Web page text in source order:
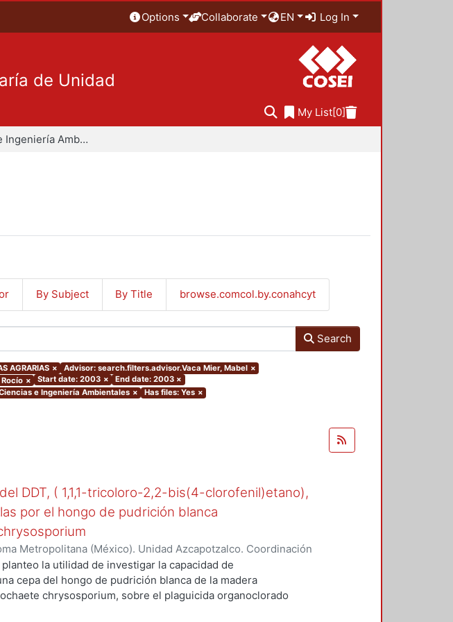
Options Collaborate EN Log In
de Unidad
My List[0]
Ciencias e Ingeniería Ambientales
By Subject By Title browse.comcol.by.conahcyt
Search
AGRARIAS × Advisor: search.filters.advisor.Vaca Mier, Mabel ×
× Start date: 2003 × End date: 2003 ×
e Ingeniería Ambientales × Has files: Yes ×
DDT, ( 1,1,1-tricoloro-2,2-bis(4-clorofenil)etano),
por el hongo de pudrición blanca
Metropolitana (México). Unidad Azcapotzalco. Coordinación
,2003-06 )Cruz Colín, María del Rocío
la utilidad de investigar la capacidad de
cepa del hongo de pudrición blanca de la madera
chrysosporium, sobre el plaguicida organoclorado